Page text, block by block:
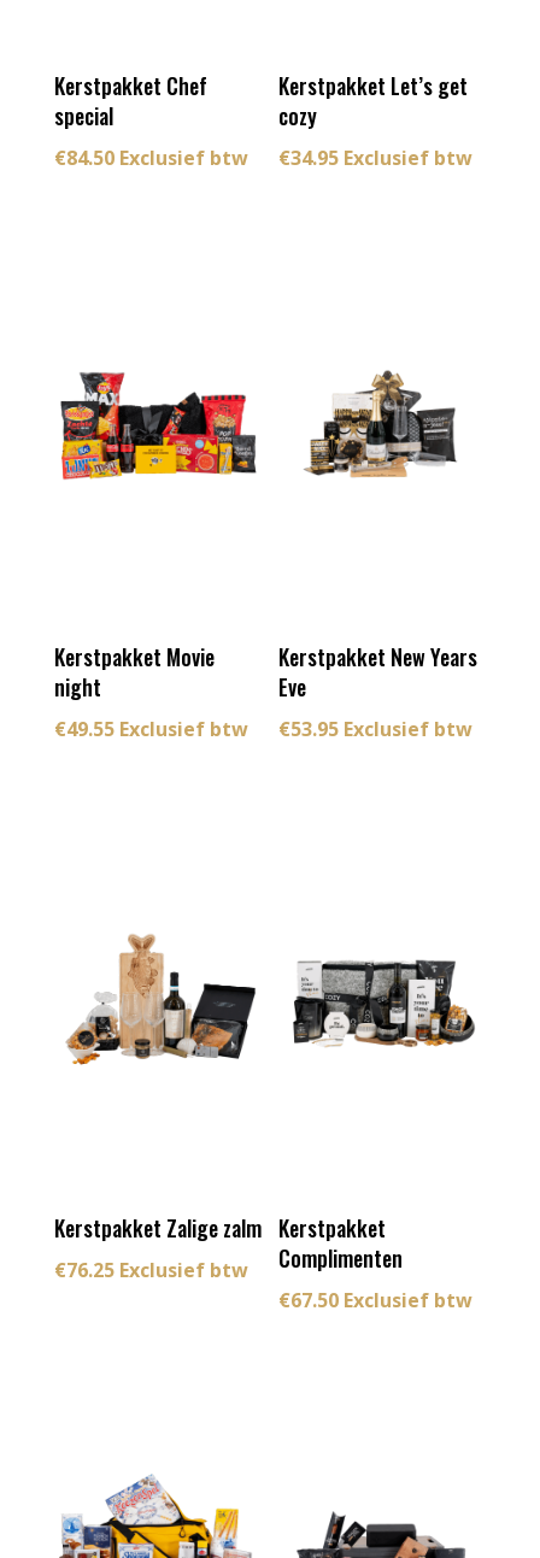
Kerstpakket Chef
special
€84.50 Exclusief btw
Kerstpakket Let’s get
cozy
€34.95 Exclusief btw
Kerstpakket Movie
night
€49.55 Exclusief btw
Kerstpakket New Years
Eve
€53.95 Exclusief btw
Kerstpakket Zalige zalm
€76.25 Exclusief btw
Kerstpakket
Complimenten
€67.50 Exclusief btw